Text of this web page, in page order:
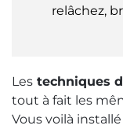
relâchez,
Les techniques
tout à fait les
Vous voilà